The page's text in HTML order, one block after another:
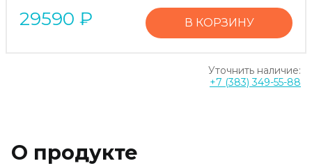
29590 ₽ В КОРЗИНУ
Уточнить наличие:
+7 (383) 349-55-88
О продукте